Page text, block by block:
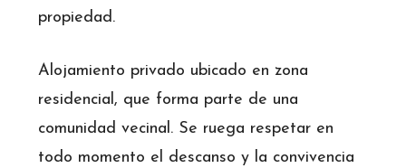
propiedad.
Alojamiento privado ubicado en zona
residencial, que forma parte de una
comunidad vecinal. Se ruega respetar en
todo momento el descanso y la convivencia